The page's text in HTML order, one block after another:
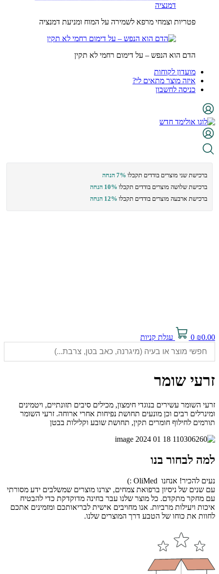
פטריות וצמחי מרפא לשמירה על המוח ומניעת דמנציה
הדם הוא הנפש – על דימום רחמי לא תקין
מועדון לקוחות
איזה מוצר מתאים לי?
כניסה לחשבון
ברכישת שני מוצרים בודדים תקבלו 7% הנחה
ברכישת שלושה מוצרים בודדים תקבלו 10% הנחה
ברכישת ארבעה מוצרים בודדים תקבלו 12% הנחה
₪0.00
0 עגלת קניות
זרעי שומר
זרעי השומר עשירים בנוגדי חימצון, מכילים סיבים תזונתיים, ויטמינים
ומינרלים רבים וכן מונעים תחושת נפיחות אחרי ארוחה. זרעי השומר
תורמים לחילוף חומרים תקין, תחושת שובע וקלילות בבטן
למה לבחור בנו
נעים להכיר! אנחנו OliMed :)
עם שנים של ניסיון ברפואת צמחים, יצרנו מוצרים שמשלבים ידע מסורתי
עם מחקר מתקדם. כל מוצר שלנו עבר בחינה מדוקדקת כדי להבטיח
איכות ויעילות מרביות. אנו מחויבים אישית לבריאותכם ומזמינים אתכם
לחוות את כוחו של הטבע דרך המוצרים שלנו.